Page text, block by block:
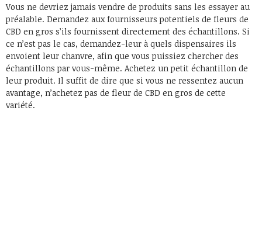
Vous ne devriez jamais vendre de produits sans les essayer au
préalable. Demandez aux fournisseurs potentiels de fleurs de
CBD en gros s’ils fournissent directement des échantillons. Si
ce n’est pas le cas, demandez-leur à quels dispensaires ils
envoient leur chanvre, afin que vous puissiez chercher des
échantillons par vous-même. Achetez un petit échantillon de
leur produit. Il suffit de dire que si vous ne ressentez aucun
avantage, n’achetez pas de fleur de CBD en gros de cette
variété.